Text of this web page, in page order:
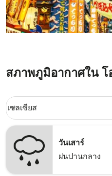
สภาพภูมิอากาศใน โ
Weather unit option เซลเซียส
เซลเซียส
keyboard_arrow_down
วันเสาร์
ฝนปานกลาง